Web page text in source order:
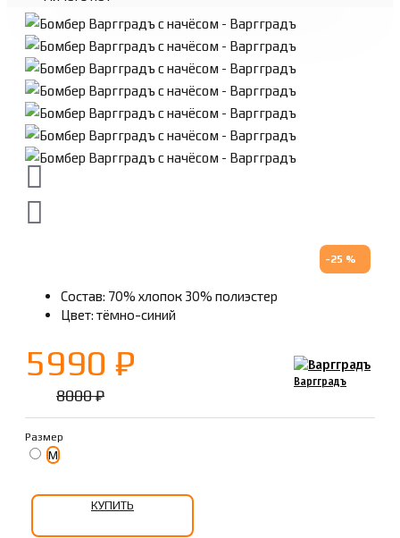
-25 %
Состав: 70% хлопок 30% полиэстер
Цвет: тёмно-синий
5990 ₽
8000 ₽
Варгградъ
Размер
M
КУПИТЬ